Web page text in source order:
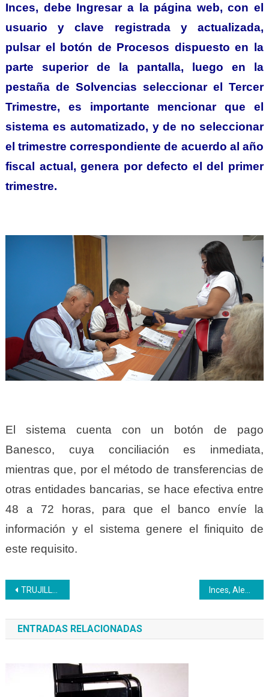
Inces, debe Ingresar a la página web, con el
usuario y clave registrada y actualizada,
pulsar el botón de Procesos dispuesto en la
parte superior de la pantalla, luego en la
pestaña de Solvencias seleccionar el Tercer
Trimestre, es importante mencionar que el
sistema es automatizado, y de no seleccionar
el trimestre correspondiente de acuerdo al año
fiscal actual, genera por defecto el del primer
trimestre.
El sistema cuenta con un botón de pago
Banesco, cuya conciliación es inmediata,
mientras que, por el método de transferencias de
otras entidades bancarias, se hace efectiva entre
48 a 72 horas, para que el banco envíe la
información y el sistema genere el finiquito de
este requisito.
Navegación
de
entradas
TRUJILLO | El Inces se activa para recibir la Navidad
ENTRADAS RELACIONADAS